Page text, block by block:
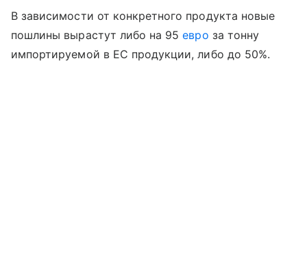
В зависимости от конкретного продукта новые
пошлины вырастут либо на 95евро за тонну
импортируемой в ЕС продукции, либо до 50%.